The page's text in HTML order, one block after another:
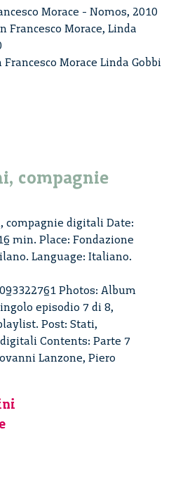
Morace - Nomos, 2010
Francesco Morace, Linda
Morace Linda Gobbi
compagnie
compagnie digitali Date:
min. Place: Fondazione
Language: Italiano.
Photos: Album
episodio 7 di 8,
Post: Stati,
Contents: Parte 7
Lanzone, Piero